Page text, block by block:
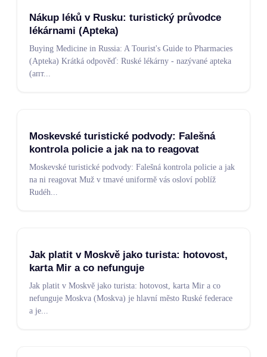
Nákup léků v Rusku: turistický průvodce
lékárnami (Apteka)
Buying Medicine in Russia: A Tourist's Guide to Pharmacies
(Apteka) Krátká odpověď: Ruské lékárny - nazývané apteka
(апт...
Moskevské turistické podvody: Falešná
kontrola policie a jak na to reagovat
Moskevské turistické podvody: Falešná kontrola policie a jak
na ni reagovat Muž v tmavé uniformě vás osloví poblíž
Rudéh
Jak platit v Moskvě jako turista: hotovost,
karta Mir a co nefunguje
Jak platit v Moskvě jako turista: hotovost, karta Mir a co
nefunguje Moskva (Moskva) je hlavní město Ruské federace
a je